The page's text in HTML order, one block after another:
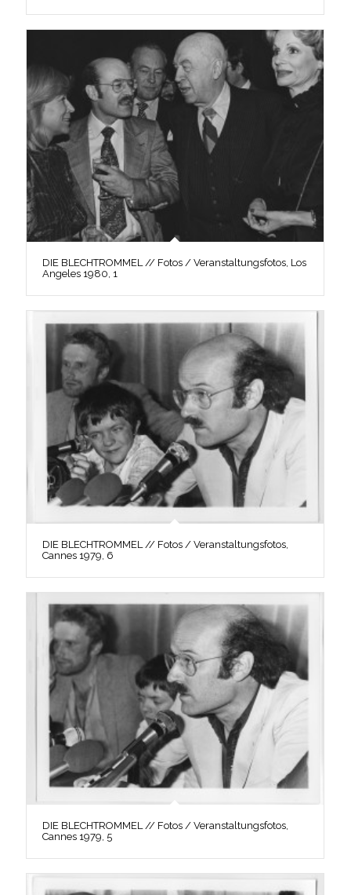
DIE BLECHTROMMEL // Fotos / Veranstaltungsfotos, Los
Angeles 1980, 1
DIE BLECHTROMMEL // Fotos / Veranstaltungsfotos,
Cannes 1979, 6
DIE BLECHTROMMEL // Fotos / Veranstaltungsfotos,
Cannes 1979, 5